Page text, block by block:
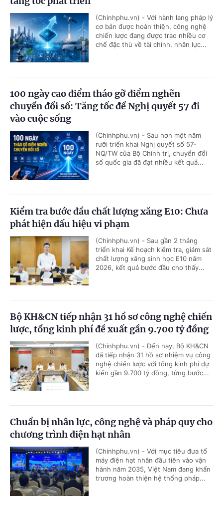
(Chinhphu.vn) - Với hành lang pháp lý
cơ bản được hoàn thiện, công nghệ
chiến lược đang được trao nhiều cơ
chế đặc thù về tài chính, nhân lực...
100 ngày cao điểm tháo gỡ điểm nghẽn
chuyển đổi số: Tăng tốc để Nghị quyết 57 đi
vào cuộc sống
(Chinhphu.vn) - Sau hơn một năm
rưỡi triển khai Nghị quyết số 57-
NQ/TW của Bộ Chính trị, chuyển đổi
số quốc gia đã đạt nhiều kết quả...
Kiểm tra bước đầu chất lượng xăng E10: Chưa
phát hiện dấu hiệu vi phạm
(Chinhphu.vn) - Sau gần 2 tháng
triển khai Kế hoạch kiểm tra, giám sát
chất lượng xăng sinh học E10 năm
2026, kết quả bước đầu cho thấy...
Bộ KH&CN tiếp nhận 31 hồ sơ công nghệ chiến
lược, tổng kinh phí đề xuất gần 9.700 tỷ đồng
(Chinhphu.vn) - Đến nay, Bộ KH&CN
đã tiếp nhận 31 hồ sơ nhiệm vụ công
nghệ chiến lược với tổng kinh phí dự
kiến gần 9.700 tỷ đồng, từng bước...
Chuẩn bị nhân lực, công nghệ và pháp quy cho
chương trình điện hạt nhân
(Chinhphu.vn) - Với mục tiêu đưa tổ
máy điện hạt nhân đầu tiên vào vận
hành năm 2035, Việt Nam đang khẩn
trương hoàn thiện hệ thống pháp...